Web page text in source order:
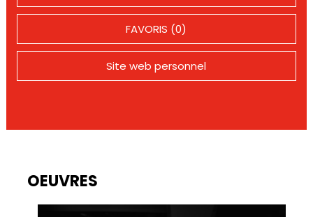
FAVORIS (0)
Site web personnel
OEUVRES